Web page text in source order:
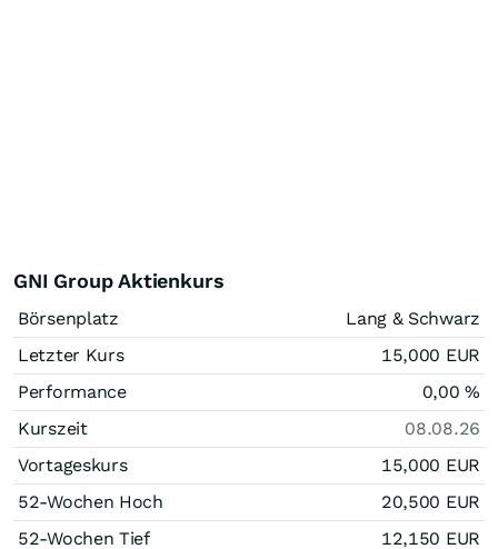
GNI Group Aktienkurs
Börsenplatz
Lang & Schwarz
Letzter Kurs
15,000 EUR
Performance
0,00%
Kurszeit
08.08.26
Vortageskurs
15,000 EUR
52-Wochen Hoch
20,500 EUR
52-Wochen Tief
12,150 EUR